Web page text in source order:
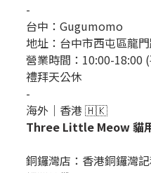
-
台中： Gugumomo
地址： 台中市西屯區龍
營業時間：10:00-18:00
禮拜天公休
-
海外｜香港 🇭🇰
Three Little Meow 貓
銅鑼灣店： 香港銅鑼灣